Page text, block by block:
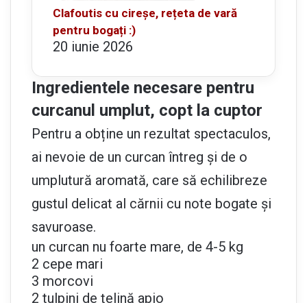
Clafoutis cu cireșe, rețeta de vară
pentru bogați :)
20 iunie 2026
Ingredientele necesare pentru
curcanul umplut, copt la cuptor
Pentru a obține un rezultat spectaculos,
ai nevoie de un curcan întreg și de o
umplutură aromată, care să echilibreze
gustul delicat al cărnii cu note bogate și
savuroase.
un curcan nu foarte mare, de 4-5 kg
2 cepe mari
3 morcovi
2 tulpini de țelină apio